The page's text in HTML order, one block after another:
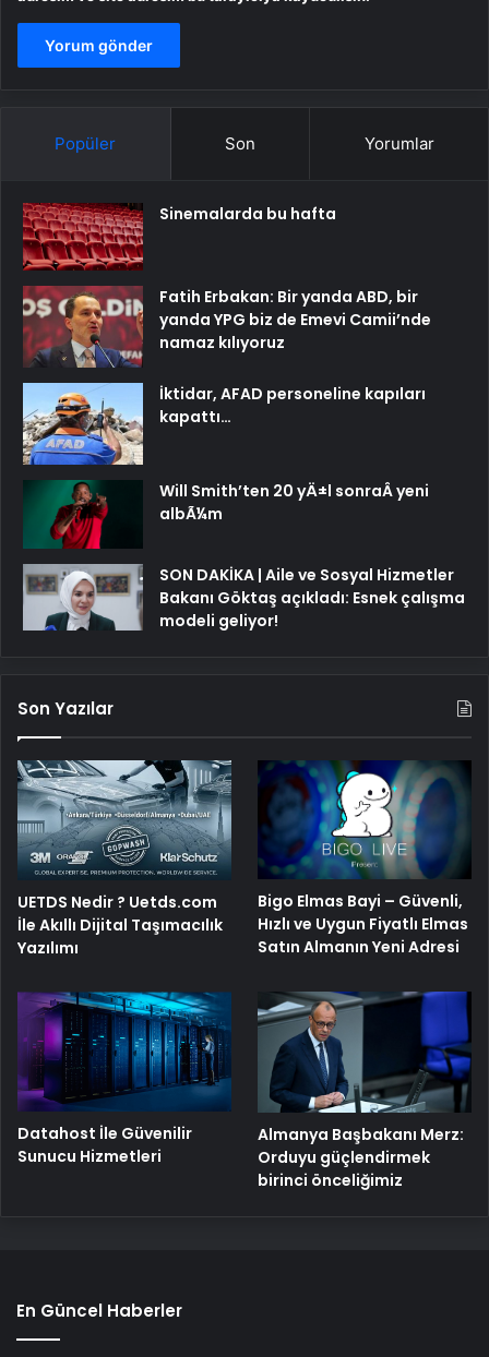
Popüler Son Yorumlar
Sinemalarda bu hafta
Fatih Erbakan: Bir yanda ABD, bir
yanda YPG biz de Emevi Camii’nde
namaz kılıyoruz
İktidar, AFAD personeline kapıları
kapattı…
Will Smith’ten 20 yÄ±l sonraÂ yeni
albÃ¼m
SON DAKİKA | Aile ve Sosyal Hizmetler
Bakanı Göktaş açıkladı: Esnek çalışma
modeli geliyor!
Son Yazılar
UETDS Nedir ? Uetds.com
İle Akıllı Dijital Taşımacılık
Yazılımı
Bigo Elmas Bayi – Güvenli,
Hızlı ve Uygun Fiyatlı Elmas
Satın Almanın Yeni Adresi
Datahost İle Güvenilir
Sunucu Hizmetleri
Almanya Başbakanı Merz:
Orduyu güçlendirmek
birinci önceliğimiz
En Güncel Haberler